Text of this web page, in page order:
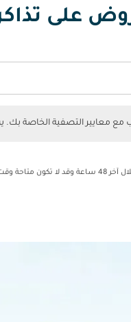
على تذاكر
مع معايير التصفية الخاصة
وقت الحجز.